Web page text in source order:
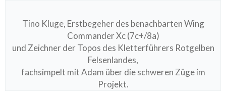
Tino Kluge, Erstbegeher des benachbarten Wing
Commander Xc (7c+/8a)
und Zeichner der Topos des Kletterführers Rotgelben
Felsenlandes,
fachsimpelt mit Adam über die schweren Züge im
Projekt.